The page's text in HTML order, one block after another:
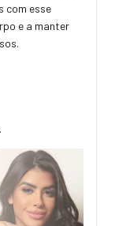
com esse
e a manter